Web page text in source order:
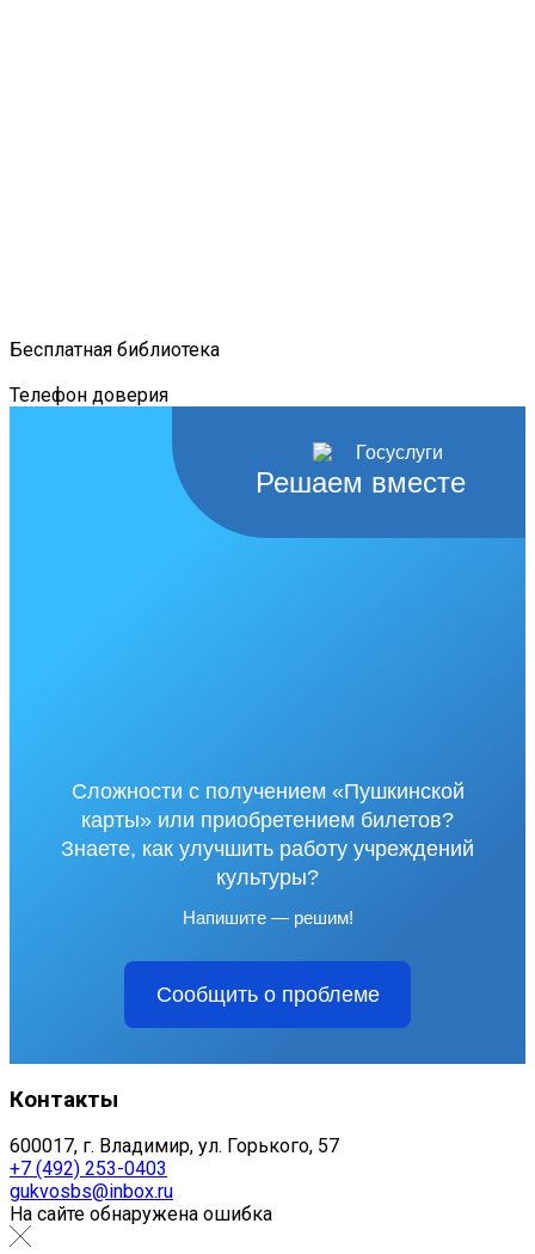
Бесплатная библиотека
Телефон доверия
Решаем вместе
Сложности с получением «Пушкинской
карты» или приобретением билетов?
Знаете, как улучшить работу учреждений
культуры?
Напишите — решим!
Сообщить о проблеме
Контакты
600017, г. Владимир, ул. Горького, 57
+7 (492) 253-0403
gukvosbs@inbox.ru
На сайте обнаружена ошибка